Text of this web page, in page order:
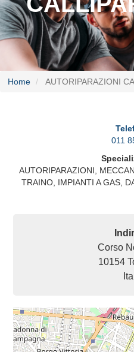
Home AUTORIPARAZIONI
011
AUTORIPARAZIONI,
TRAINO, IMPIANTI A GAS,
Corso
10154